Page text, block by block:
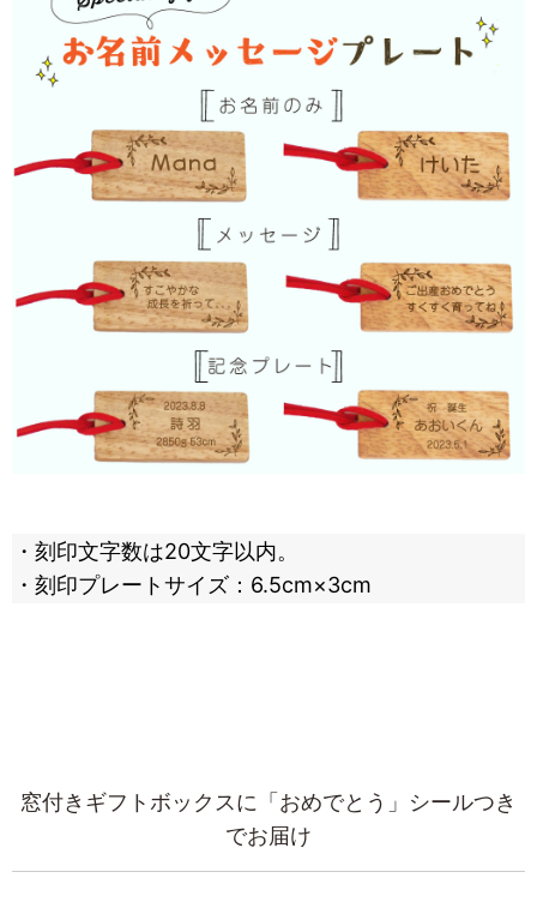
・刻印文字数は20文字以内。
・刻印プレートサイズ：6.5cm×3cm
窓付きギフトボックスに「おめでとう」シールつき
でお届け